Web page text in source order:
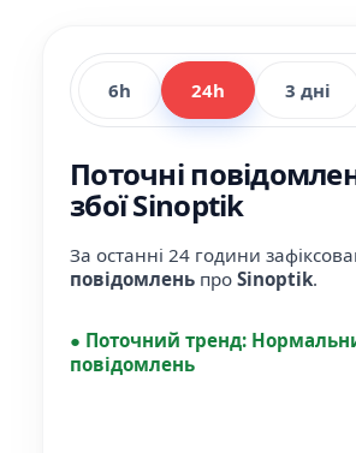
6h 24h 3 дні
Поточні
збої Sinoptik
За останні 24 години
повідомлень про Sinoptik.
● Поточний тренд:
повідомлень